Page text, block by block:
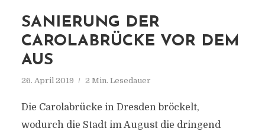
SANIERUNG DER
CAROLABRÜCKE VOR DEM
AUS
26. April 2019 2 Min. Lesedauer
Die Carolabrücke in Dresden bröckelt,
wodurch die Stadt im August die dringend